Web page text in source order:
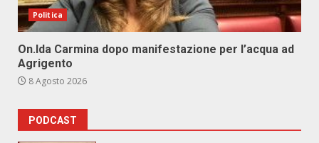
Politica
On.Ida Carmina dopo manifestazione per l’acqua ad
Agrigento
8 Agosto 2026
PODCAST